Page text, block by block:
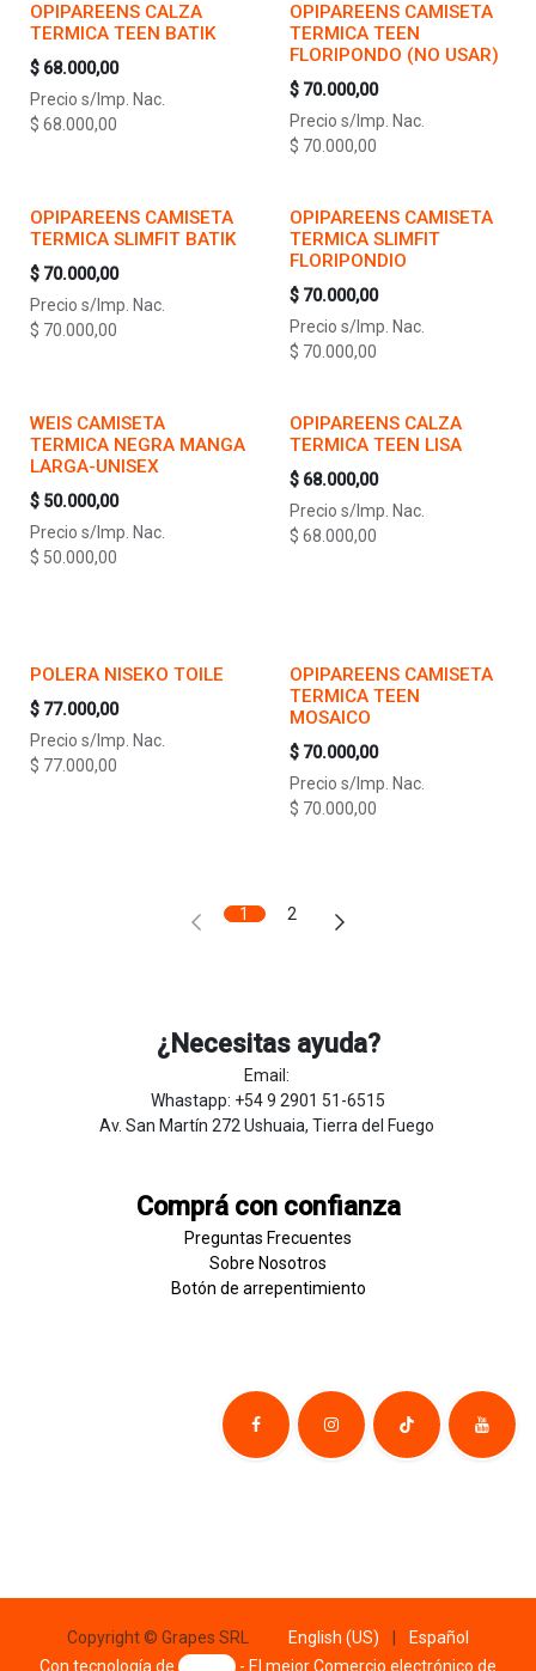
OPIPAREENS CALZA
TERMICA TEEN BATIK
$ 68.000,00
Precio s/Imp. Nac.
$ 68.000,00
OPIPAREENS CAMISETA
TERMICA TEEN
FLORIPONDO (NO USAR)
$ 70.000,00
Precio s/Imp. Nac.
$ 70.000,00
OPIPAREENS CAMISETA
TERMICA SLIMFIT BATIK
$ 70.000,00
Precio s/Imp. Nac.
$ 70.000,00
OPIPAREENS CAMISETA
TERMICA SLIMFIT
FLORIPONDIO
$ 70.000,00
Precio s/Imp. Nac.
$ 70.000,00
WEIS CAMISETA
TERMICA NEGRA MANGA
LARGA-UNISEX
$ 50.000,00
Precio s/Imp. Nac.
$ 50.000,00
OPIPAREENS CALZA
TERMICA TEEN LISA
$ 68.000,00
Precio s/Imp. Nac.
$ 68.000,00
POLERA NISEKO TOILE
$ 77.000,00
Precio s/Imp. Nac.
$ 77.000,00
OPIPAREENS CAMISETA
TERMICA TEEN
MOSAICO
$ 70.000,00
Precio s/Imp. Nac.
$ 70.000,00
1 2
¿Necesitas ayuda?
Email:
Whastapp: +54 9 2901 51-6515
Av. San Martín 272 Ushuaia, Tierra del Fuego
Comprá con confianza
Preguntas Frecuentes
Sobre Nosotros
Botón de ​arrepentim​​​iento
Copyright © Grapes SRL English (US) |
Español
Con tecnología de
- El mejorComercio electrónico de